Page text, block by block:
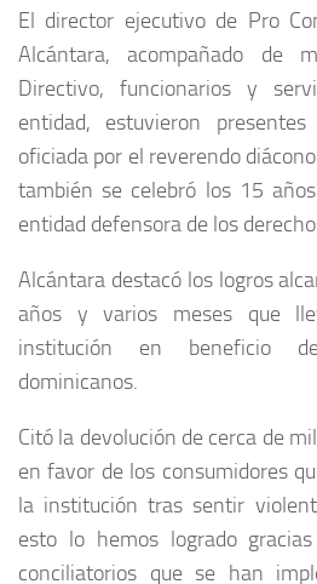
El director ejecutivo de Pro
Alcántara, acompañado de
Directivo, funcionarios y
entidad, estuvieron
oficiada por el reverendo
también se celebró los 15
entidad defensora de los
Alcántara destacó los logros
años y varios meses que
institución en beneficio
dominicanos.
Citó la devolución de cerca de
en favor de los consumidores
la institución tras sentir
esto lo hemos logrado
conciliatorios que se han